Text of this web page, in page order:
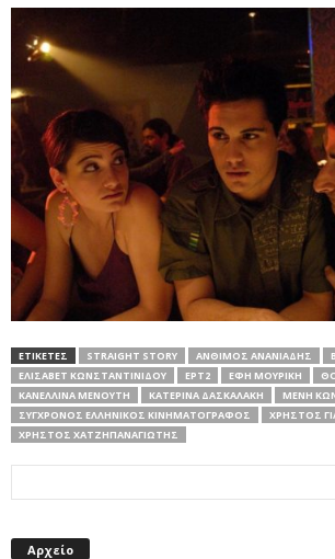
ΕΤΙΚΕΤΕΣ STRAIGHT STORY ΆΝΘΙΜΟΣ ΑΝΑΝΙΆΔΗΣ
ΕΛΙΣΆΒΕΤ ΚΩΝΣΤΑΝΤΙΝΊΔΟΥ
ΕΡΤ2 ΈΦΗ ΜΟΥΡΊΚΗ
ΚΑΝΕΛΛΊΝΑ ΜΕΝΟΎΤΗ
ΚΑΤΕΡΊΝΑ ΔΑΣΚΑΛΆΚΗ
ΜΈΝΗ
ΣΥΓΧΡΟΝΟΣ ΕΛΛΗΝΙΚΟΣ ΚΙΝΗΜΑΤΟΓΡΑΦΟΣ
ΧΡΉΣΤΟΣ
ΧΡΉΣΤΟΣ ΧΑΤΖΗΠΑΝΑΓΙΏΤΗΣ
Αρχείο